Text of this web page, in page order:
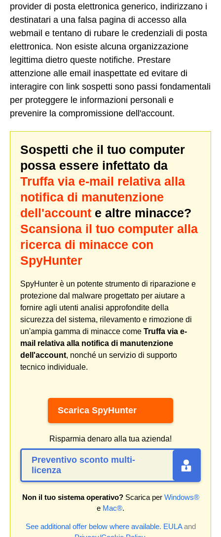
provider di posta elettronica generico, indirizzano i
destinatari a una falsa pagina di accesso alla
webmail e tentano di rubare le credenziali di posta
elettronica. Non esiste alcuna organizzazione
legittima dietro queste notifiche. Prestare
attenzione alle email inaspettate ed evitare di
interagire con link sospetti sono passi fondamentali
per proteggere le informazioni personali e
prevenire la compromissione dell'account.
Sospetti che il tuo computer
possa essere infettato da
Truffa via e-mail relativa alla
notifica di manutenzione
dell'account e altre minacce?
Scansiona il tuo computer alla
ricerca di minacce con
SpyHunter
SpyHunter è un potente strumento di riparazione e
protezione dal malware progettato per aiutare a
fornire agli utenti analisi approfondite della
sicurezza del sistema, rilevamento e rimozione di
un'ampia gamma di minacce come Truffa via e-
mail relativa alla notifica di manutenzione
dell'account, nonché un servizio di supporto
tecnico individuale.
Scarica SpyHunter
Risparmia denaro alla tua azienda!
Preventivo sconto multi-
licenza
Non il tuo sistema operativo?Scarica per Windows®
e Mac®.
See additional offer below where available. EULAand